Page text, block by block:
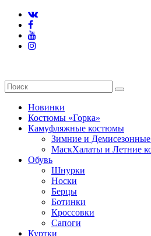
Новинки
Костюмы «Горка»
Камуфляжные костюмы
Зимние и
МаскХалаты и Летние
Обувь
Шнурки
Носки
Берцы
Ботинки
Кроссовки
Сапоги
Куртки